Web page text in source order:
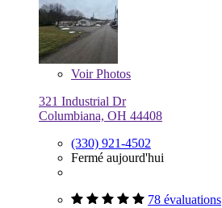
VoirPhotos
321 Industrial Dr
Columbiana, OH 44408
(330) 921-4502
Fermé aujourd'hui
78 évaluations